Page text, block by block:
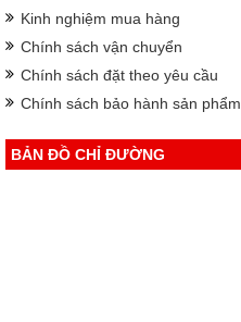
Kinh nghiệm mua hàng
Chính sách vận chuyển
Chính sách đặt theo yêu cầu
Chính sách bảo hành sản phẩm
BẢN ĐỒ CHỈ ĐƯỜNG